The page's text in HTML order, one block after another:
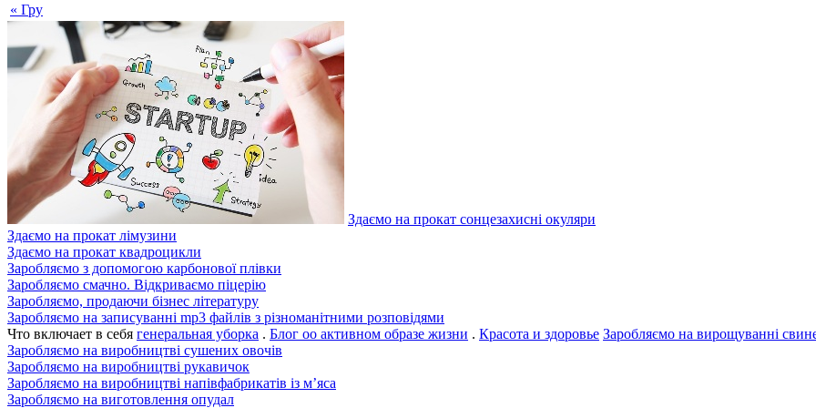
« Гру
Здаємо на прокат сонцезахисні окуляри
Здаємо на прокат лімузини
Здаємо на прокат квадроцикли
Заробляємо з допомогою карбонової плівки
Заробляємо смачно. Відкриваємо піцерію
Заробляємо, продаючи бізнес літературу
Заробляємо на записуванні mp3 файлів з різноманітними розповідями
Что включает в себя генеральная уборка . Блог оо активном образе жизни . Красота и здоровье Заробляємо на вирощуванні
Заробляємо на виробництві сушених овочів
Заробляємо на виробництві рукавичок
Заробляємо на виробництві напівфабрикатів із м’яса
Заробляємо на виготовлення опудал